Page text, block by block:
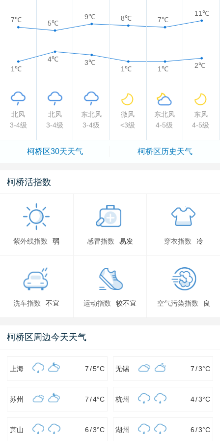
7℃ 5℃
9℃ 8℃ 7℃
11℃
1℃
4℃ 3℃
1℃ 1℃ 2℃
北风 北风 东北风 微风 东北风
东风
3-4级
3-4级 3-4级 <3级 4-5级 4-5级
柯桥区30天天气 柯桥区历史天气
柯桥活指数
紫外线指数 弱 感冒指数 易发 穿衣指数 冷
洗车指数 不宜 运动指数 较不宜 空气污染指数 良
柯桥区周边今天天气
上海 7/5°C 无锡 7 /3°C
苏州 7/4°C 杭州 4/3°C
萧山 6/3°C 湖州 6 /3°C